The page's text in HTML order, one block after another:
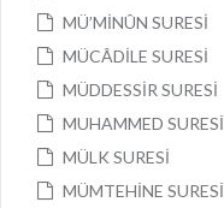
MÜ’MİNÛN SURESİ
MÜCÂDİLE SURESİ
MÜDDESSİR SURESİ
MUHAMMED SURESİ
MÜLK SURESİ
MÜMTEHİNE SURESİ